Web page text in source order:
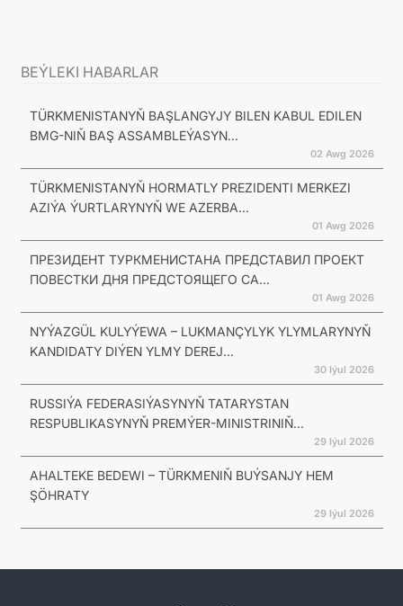
BEÝLEKI HABARLAR
TÜRKMENISTANYŇ BAŞLANGYJY BILEN KABUL EDILEN
BMG-NIŇ BAŞ ASSAMBLEÝASYN...
02 Awg 2026
TÜRKMENISTANYŇ HORMATLY PREZIDENTI MERKEZI
AZIÝA ÝURTLARYNYŇ WE AZERBA...
01 Awg 2026
ПРЕЗИДЕНТ ТУРКМЕНИСТАНА ПРЕДСТАВИЛ ПРОЕКТ
ПОВЕСТКИ ДНЯ ПРЕДСТОЯЩЕГО СА...
01 Awg 2026
NYÝAZGÜL KULYÝEWA – LUKMANÇYLYK YLYMLARYNYŇ
KANDIDATY DIÝEN YLMY DEREJ...
30 Iýul 2026
RUSSIÝA FEDERASIÝASYNYŇ TATARYSTAN
RESPUBLIKASYNYŇ PREMÝER-MINISTRINIŇ...
29 Iýul 2026
AHALTEKE BEDEWI – TÜRKMENIŇ BUÝSANJY HEM
ŞÖHRATY
29 Iýul 2026